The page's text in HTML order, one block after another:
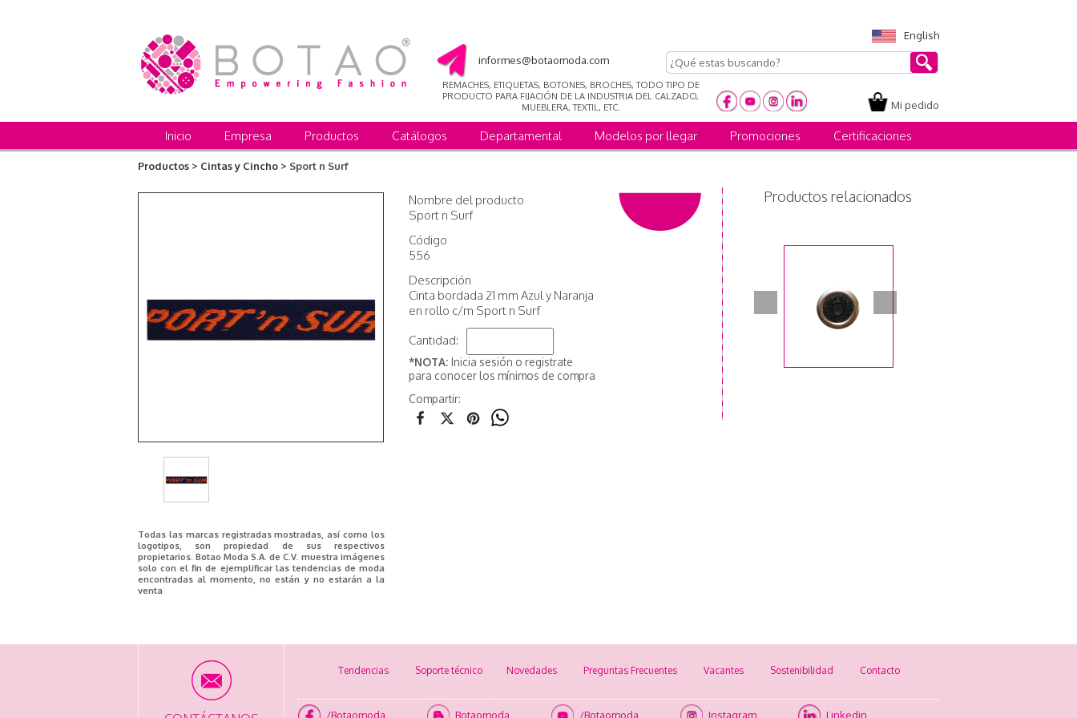
English
informes@botaomoda.com
REMACHES, ETIQUETAS, BOTONES, BROCHES, TODO TIPO DE
PRODUCTO PARA FIJACIÓN DE LA INDUSTRIA DEL CALZADO,
MUEBLERA, TEXTIL, ETC.
Mi pedido
Inicio Empresa Productos Catálogos Departamental Modelos por llegar Promociones Certificaciones
Productos > Cintas y Cincho > Sport n Surf
Todas las marcas registradas mostradas, así como los
logotipos, son propiedad de sus respectivos
propietarios. Botao Moda S.A. de C.V. muestra imágenes
solo con el fin de ejemplificar las tendencias de moda
encontradas al momento, no están y no estarán a la
venta
Nombre del producto
Sport n Surf
Código
556
Descripción
Cinta bordada 21 mm Azul y Naranja
en rollo c/m Sport n Surf
Cantidad:
*NOTA: Inicia sesión o registrate
para conocer los mínimos de compra
Compartir:
Productos relacionados
Tendencias Soporte técnico Novedades Preguntas Frecuentes Vacantes Sostenibilidad Contacto
/Botaomoda Botaomoda /Botaomoda Instagram Linkedin